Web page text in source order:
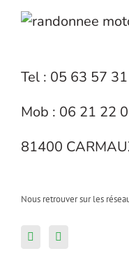
Tel : 05 63 57
Mob : 06 21 22
81400
Nous retrouver sur les